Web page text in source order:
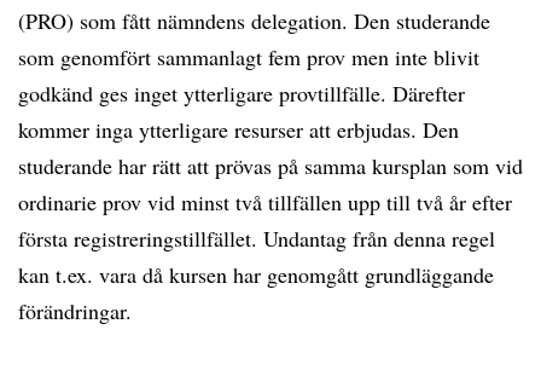
(PRO) som fått nämndens delegation. Den studerande
som genomfört sammanlagt fem prov men inte blivit
godkänd ges inget ytterligare provtillfälle. Därefter
kommer inga ytterligare resurser att erbjudas. Den
studerande har rätt att prövas på samma kursplan som vid
ordinarie prov vid minst två tillfällen upp till två år efter
första registreringstillfället. Undantag från denna regel
kan t.ex. vara då kursen har genomgått grundläggande
förändringar.